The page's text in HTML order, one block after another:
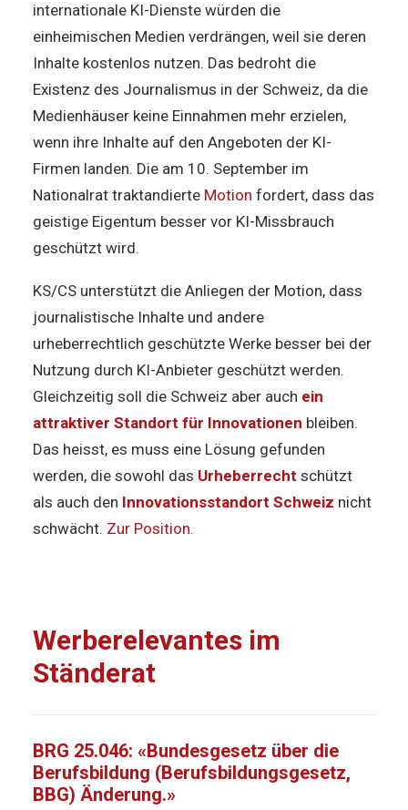
internationale KI-Dienste würden die
einheimischen Medien verdrängen, weil sie deren
Inhalte kostenlos nutzen. Das bedroht die
Existenz des Journalismus in der Schweiz, da die
Medienhäuser keine Einnahmen mehr erzielen,
wenn ihre Inhalte auf den Angeboten der KI-
Firmen landen. Die am 10. September im
Nationalrat traktandierte Motion fordert, dass das
geistige Eigentum besser vor KI-Missbrauch
geschützt wird.
KS/CS unterstützt die Anliegen der Motion, dass
journalistische Inhalte und andere
urheberrechtlich geschützte Werke besser bei der
Nutzung durch KI-Anbieter geschützt werden.
Gleichzeitig soll die Schweiz aber auch ein
attraktiver Standort für Innovationen bleiben.
Das heisst, es muss eine Lösung gefunden
werden, die sowohl das Urheberrecht schützt
als auch den Innovationsstandort Schweiz nicht
schwächt. Zur Position.
Werberelevantes im
Ständerat
BRG 25.046: «Bundesgesetz über die
Berufsbildung (Berufsbildungsgesetz,
BBG) Änderung.»